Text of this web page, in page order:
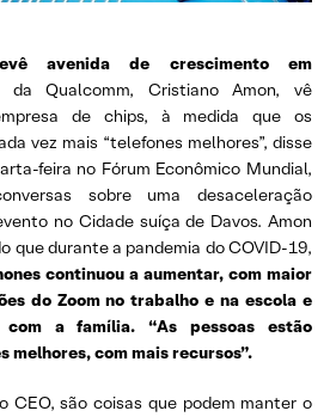
avenida de crescimento em
Qualcomm, Cristiano Amon, vê
de chips, à medida que os
vez mais “telefones melhores”, disse
feira no Fórum Econômico Mundial,
sobre uma desaceleração
no Cidade suíça de Davos. Amon
que durante a pandemia do COVID-19,
continuou a aumentar, com maior
do Zoom no trabalho e na escola e
a família. “As pessoas estão
com mais recursos”.
CEO, são coisas que podem manter o